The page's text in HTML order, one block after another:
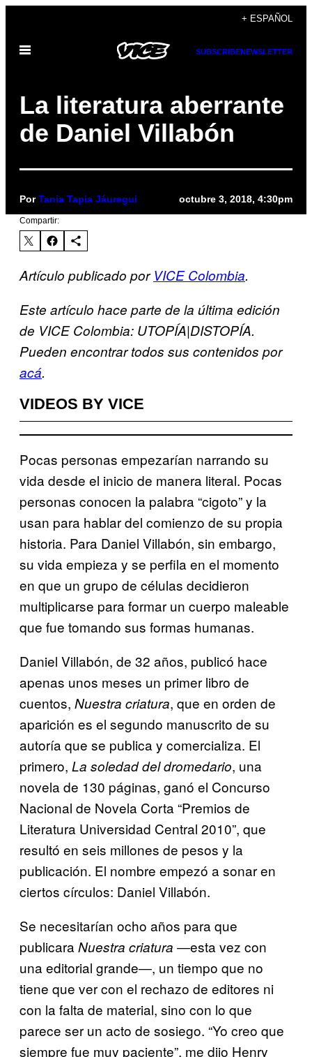
contenido
+ ESPAÑOL
Abrir
SUBSCRIBENEWSLETTER
La literatura aberrante
de Daniel Villabón
PorTania Tapia Jáuregui octubre 3, 2018, 4:30pm
Compartir:
Artículo publicado porVICE Colombia.
Este artículo hace parte de la última edición
de VICE Colombia: UTOPÍA|DISTOPÍA.
Pueden encontrar todos sus contenidos por
acá.
VIDEOS BY VICE
Pocas personas empezarían narrando su
vida desde el inicio de manera literal. Pocas
personas conocen la palabra “cigoto” y la
usan para hablar del comienzo de su propia
historia. Para Daniel Villabón, sin embargo,
su vida empieza y se perfila en el momento
en que un grupo de células decidieron
multiplicarse para formar un cuerpo maleable
que fue tomando sus formas humanas.
Daniel Villabón, de 32 años, publicó hace
apenas unos meses un primer libro de
cuentos, Nuestra criatura, que en orden de
aparición es el segundo manuscrito de su
autoría que se publica y comercializa. El
primero, La soledad del dromedario, una
novela de 130 páginas, ganó el Concurso
Nacional de Novela Corta “Premios de
Literatura Universidad Central 2010”, que
resultó en seis millones de pesos y la
publicación. El nombre empezó a sonar en
ciertos círculos: Daniel Villabón.
Se necesitarían ocho años para que
publicara Nuestra criatura ―esta vez con
una editorial grande―, un tiempo que no
tiene que ver con el rechazo de editores ni
con la falta de material, sino con lo que
parece ser un acto de sosiego. “Yo creo que
siempre fue muy paciente”, me dijo Henry